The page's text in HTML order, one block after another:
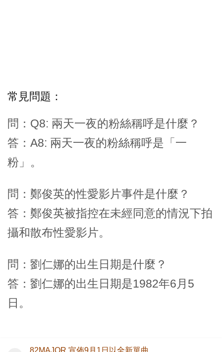
常見問題：
問：Q8: 兩天一夜的粉絲稱呼是什麼？
答：A8: 兩天一夜的粉絲稱呼是「一
粉」。
問：鄭俊英的性愛影片事件是什麼？
答：鄭俊英被指控在未經同意的情況下拍
攝和散布性愛影片。
問：劉仁娜的出生日期是什麼？
答：劉仁娜的出生日期是1982年6月5
日。
82MAJOR 宣佈9月1日以全新單曲